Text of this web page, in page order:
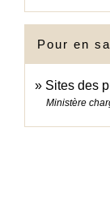
Pour en
Sites des
Ministère